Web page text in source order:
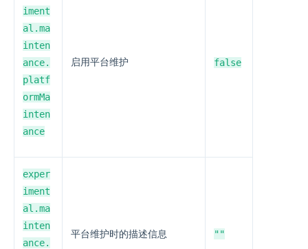
iment
al.ma
inten
ance.
platf
ormMa
inten
ance
启用平台维护 false
exper
iment
al.ma
inten
ance.
平台维护时的描述信息 ""